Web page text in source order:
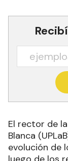
El rector de
Blanca
evolución de